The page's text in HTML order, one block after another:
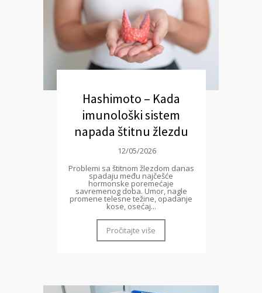
Hashimoto – Kada
imunološki sistem
napada štitnu žlezdu
12/05/2026
Problemi sa štitnom žlezdom danas
spadaju među najčešće
hormonske poremećaje
savremenog doba. Umor, nagle
promene telesne težine, opadanje
kose, osećaj...
Pročitajte više